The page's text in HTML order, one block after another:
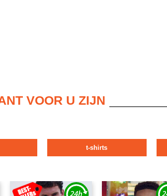
VOOR U ZIJN
t-shirts